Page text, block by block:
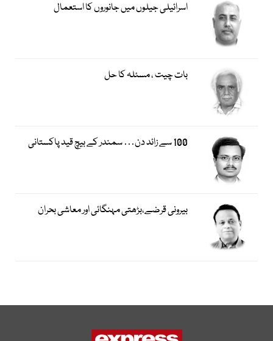
اسرائیلی جیلوں میں جانوروں کا استعمال
بات چیت ، مسئلہ کا حل
100 سے زائد دن… سمندر کے بیچ قید پاکستانی
بیرونی قرضے،بڑھتی مہنگائی اور معاشی بحران